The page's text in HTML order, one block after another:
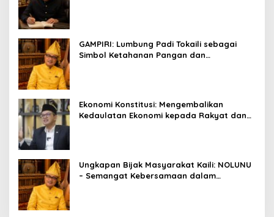
GAMPIRI: Lumbung Padi Tokaili sebagai
Simbol Ketahanan Pangan dan
Ekonomi Konstitusi: Mengembalikan
Kedaulatan Ekonomi kepada Rakyat dan
Ungkapan Bijak Masyarakat Kaili: NOLUNU
– Semangat Kebersamaan dalam